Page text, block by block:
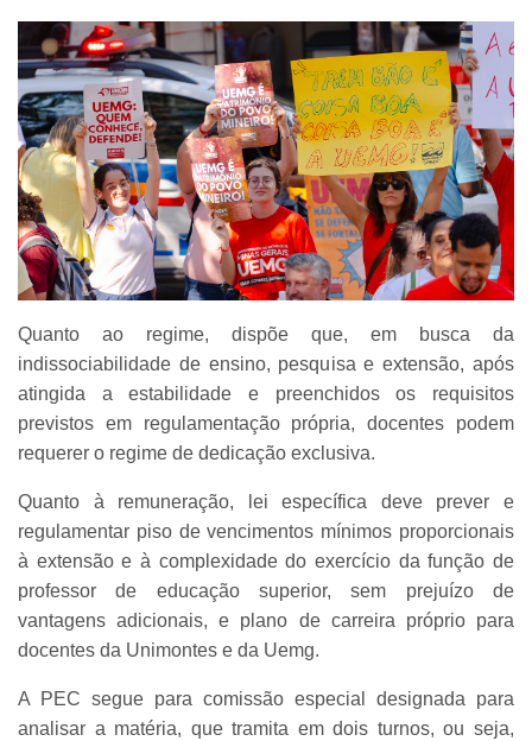
Quanto ao regime, dispõe que, em busca da
indissociabilidade de ensino, pesquisa e extensão, após
atingida a estabilidade e preenchidos os requisitos
previstos em regulamentação própria, docentes podem
requerer o regime de dedicação exclusiva.
Quanto à remuneração, lei específica deve prever e
regulamentar piso de vencimentos mínimos proporcionais
à extensão e à complexidade do exercício da função de
professor de educação superior, sem prejuízo de
vantagens adicionais, e plano de carreira próprio para
docentes da Unimontes e da Uemg.
A PEC segue para comissão especial designada para
analisar a matéria, que tramita em dois turnos, ou seja,